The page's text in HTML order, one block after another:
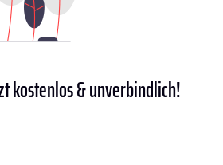
kostenlos & unverbindlich!